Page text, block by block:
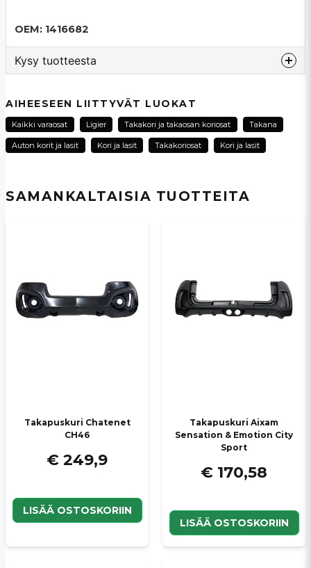
SAMANKALTAISIA ​​TUOTTEITA
Takapuskuri Chatenet
CH46
€ 249,9
LISÄÄ OSTOSKORIIN
Takapuskuri Aixam
Sensation & Emotion City
Sport
€ 170,58
LISÄÄ OSTOSKORIIN
OEM: 1416682
Kysy tuotteesta
Kysy meiltä tästä tuotteesta...
Kyllä, voit julkaista kysymykseni
Lähetä kysymys
AIHEESEEN LIITTYVÄT LUOKAT
Kaikki varaosat Ligier Takakori ja takaosan koriosat Takana
Auton korit ja lasit Kori ja lasit Takakoriosat Kori ja lasit